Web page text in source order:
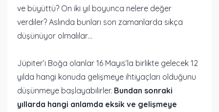
ve büyüttü? On iki yıl boyunca nelere değer
verdiler? Aslında bunları son zamanlarda sıkça
düşünüyor olmalılar…
Jüpiter’i Boğa olanlar 16 Mayıs’la birlikte gelecek 12
yılda hangi konuda gelişmeye ihtiyaçları olduğunu
düşünmeye başlayabilirler. Bundan sonraki
yıllarda hangi anlamda eksik ve gelişmeye